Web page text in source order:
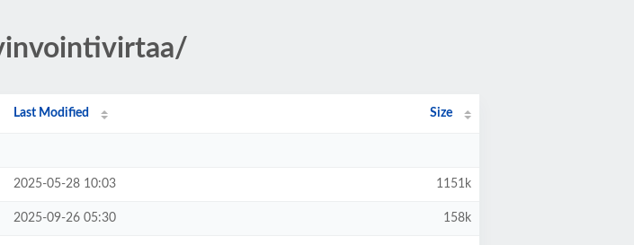
Last Modified Size
2025-05-28 10:03 1151k
2025-09-26 05:30 158k